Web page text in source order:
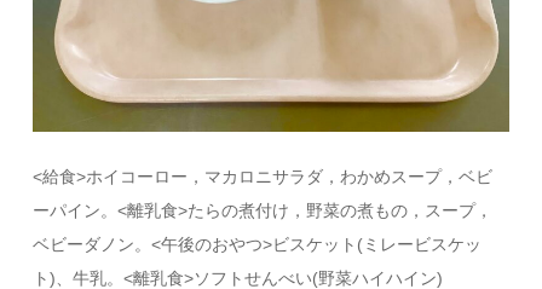
<給食>ホイコーロー，マカロニサラダ，わかめスープ，ベビ
ーパイン。<離乳食>たらの煮付け，野菜の煮もの，スープ，
ベビーダノン。<午後のおやつ>ビスケット(ミレービスケッ
ト)、牛乳。<離乳食>ソフトせんべい(野菜ハイハイン)